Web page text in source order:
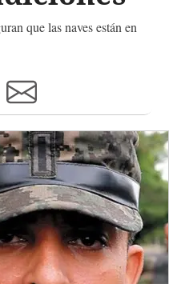
que las naves están en